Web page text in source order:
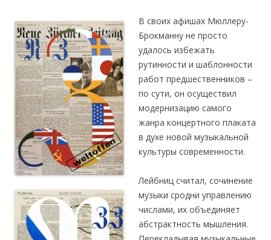
В своих афишах Мюллеру-
Брокманну не просто
удалось избежать
рутинности и шаблонности
работ предшественников –
по сути, он осуществил
модернизацию самого
жанра концертного плаката
в духе новой музыкальной
культуры современности.
Лейбниц считал, сочинение
музыки сродни управлению
числами, их объединяет
абстрактность мышления.